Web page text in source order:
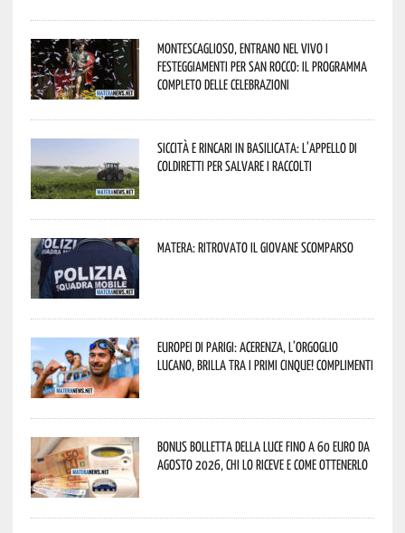
Montescaglioso, entrano nel vivo i
festeggiamenti per San Rocco: il programma
completo delle celebrazioni
Siccità e rincari in Basilicata: l’appello di
Coldiretti per salvare i raccolti
Matera: ritrovato il giovane scomparso
Europei di Parigi: Acerenza, l’orgoglio
lucano, brilla tra i primi cinque! Complimenti
Bonus bolletta della luce fino a 60 euro da
agosto 2026, chi lo riceve e come ottenerlo